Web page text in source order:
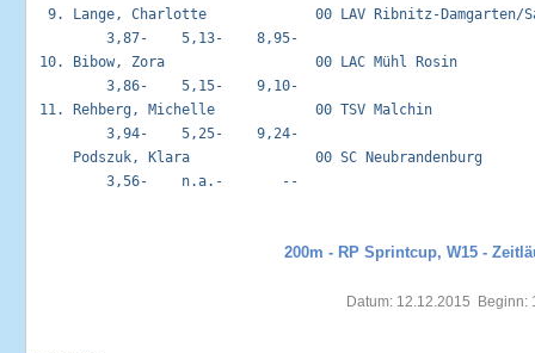
9. Lange, Charlotte             00 LAV Ribnitz-Damgarten/
         3,87-    5,13-    8,95-
10. Bibow, Zora                  00 LAC Mühl Rosin
         3,86-    5,15-    9,10-
11. Rehberg, Michelle            00 TSV Malchin
         3,94-    5,25-    9,24-
Podszuk, Klara               00 SC
         3,56-    n.a.-       --
200m - RP Sprintcup, W15 -
Datum: 12.12.2015  Beginn: